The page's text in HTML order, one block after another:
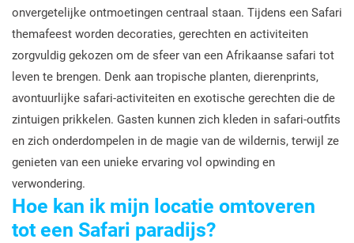
onvergetelijke ontmoetingen centraal staan. Tijdens een Safari
themafeest worden decoraties, gerechten en activiteiten
zorgvuldig gekozen om de sfeer van een Afrikaanse safari tot
leven te brengen. Denk aan tropische planten, dierenprints,
avontuurlijke safari-activiteiten en exotische gerechten die de
zintuigen prikkelen. Gasten kunnen zich kleden in safari-outfits
en zich onderdompelen in de magie van de wildernis, terwijl ze
genieten van een unieke ervaring vol opwinding en
verwondering.
Hoe kan ik mijn locatie omtoveren
tot een Safari paradijs?